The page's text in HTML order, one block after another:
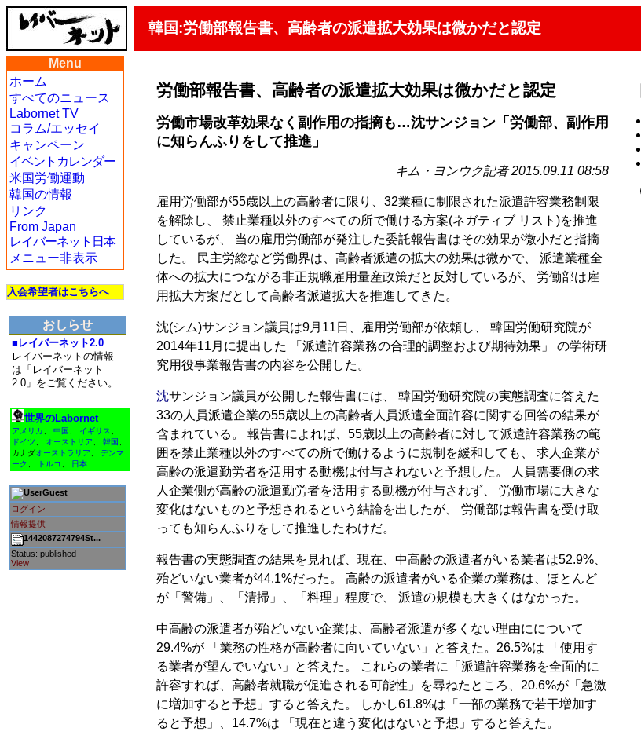
韓国:労働部報告書、高齢者の派遣拡大効果は微かだと認定
Menu
ホーム
すべてのニュース
Labornet TV
コラム/エッセイ
キャンペーン
イベントカレンダー
米国労働運動
韓国の情報
リンク
From Japan
レイバーネット日本
メニュー非表示
入会希望者はこちらへ
おしらせ
■レイバーネット2.0
レイバーネットの情報
は「レイバーネット
2.0」をご覧ください。
世界のLabornet
アメリカ 中国 イギリス
ドイツ
オーストリア 韓国
カナダオーストラリア
デンマ
ーク
トルコ 日本
Guest
ログイン
情報提供
1442087274794St...
Status: published
View
労働部報告書、高齢者の派遣拡大効果は微かだと認定
労働市場改革効果なく副作用の指摘も…沈サンジョン「労働部、副作用
に知らんふりをして推進」
キム・ヨンウク記者 2015.09.11 08:58
雇用労働部が55歳以上の高齢者に限り、32業種に制限された派遣許容業務制限
を解除し、 禁止業種以外のすべての所で働ける方案(ネガティブ リスト)を推進
しているが、 当の雇用労働部が発注した委託報告書はその効果が微小だと指摘
した。 民主労総など労働界は、高齢者派遣の拡大の効果は微かで、 派遣業種全
体への拡大につながる非正規職雇用量産政策だと反対しているが、 労働部は雇
用拡大方案だとして高齢者派遣拡大を推進してきた。
沈(シム)サンジョン議員は9月11日、雇用労働部が依頼し、 韓国労働研究院が
2014年11月に提出した 「派遣許容業務の合理的調整および期待効果」 の学術研
究用役事業報告書の内容を公開した。
沈サンジョン議員が公開した報告書には、 韓国労働研究院の実態調査に答えた
33の人員派遣企業の55歳以上の高齢者人員派遣全面許容に関する回答の結果が
含まれている。 報告書によれば、55歳以上の高齢者に対して派遣許容業務の範
囲を禁止業種以外のすべての所で働けるように規制を緩和しても、 求人企業が
高齢の派遣勤労者を活用する動機は付与されないと予想した。 人員需要側の求
人企業側が高齢の派遣勤労者を活用する動機が付与されず、 労働市場に大きな
変化はないものと予想されるという結論を出したが、 労働部は報告書を受け取
っても知らんふりをして推進したわけだ。
報告書の実態調査の結果を見れば、現在、中高齢の派遣者がいる業者は52.9%、
殆どいない業者が44.1%だった。 高齢の派遣者がいる企業の業務は、ほとんど
が「警備」、「清掃」、「料理」程度で、 派遣の規模も大きくはなかった。
中高齢の派遣者が殆どいない企業は、高齢者派遣が多くない理由にについて
29.4%が 「業務の性格が高齢者に向いていない」と答えた。26.5%は 「使用す
る業者が望んでいない」と答えた。 これらの業者に「派遣許容業務を全面的に
許容すれば、高齢者就職が促進される可能性」を尋ねたところ、20.6%が「急激
に増加すると予想」すると答えた。 しかし61.8%は「一部の業務で若干増加す
ると予想」、14.7%は 「現在と違う変化はないと予想」すると答えた。